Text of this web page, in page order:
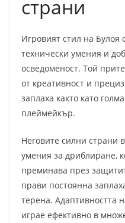
страни
Игровият стил на Булоя
технически умения и
осведоменост. Той
от креативност и
заплаха както като
плеймейкър.
Неговите силни страни
умения за дриблиране,
преминава през
прави постоянна
терена. Адаптивността
играе ефективно в